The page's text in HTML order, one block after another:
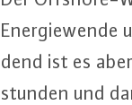
En­er­gie­wen­de
dend ist es
stun­den und